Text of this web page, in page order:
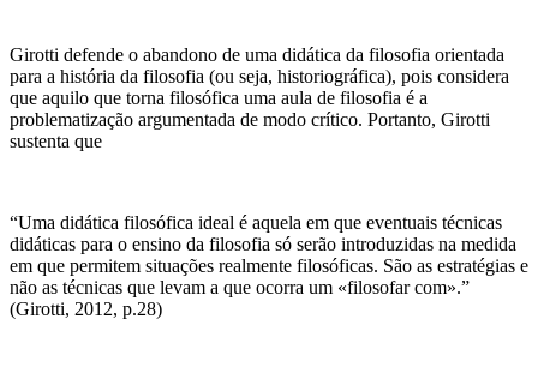
Girotti defende o abandono de uma didática da filosofia orientada
para a história da filosofia (ou seja, historiográfica), pois considera
que aquilo que torna filosófica uma aula de filosofia é a
problematização argumentada de modo crítico. Portanto, Girotti
sustenta que
“Uma didática filosófica ideal é aquela em que eventuais técnicas
didáticas para o ensino da filosofia só serão introduzidas na medida
em que permitem situações realmente filosóficas. São as estratégias e
não as técnicas que levam a que ocorra um «filosofar com».”
(Girotti, 2012, p.28)